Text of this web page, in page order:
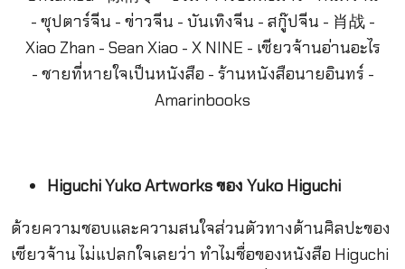
Higuchi Yuko Artworks ของ Yuko Higuchi
ด้วยความชอบและความสนใจส่วนตัวทางด้านศิลปะของ
เซียวจ้าน ไม่แปลกใจเลยว่า ทำไมชื่อของหนังสือ Higuchi